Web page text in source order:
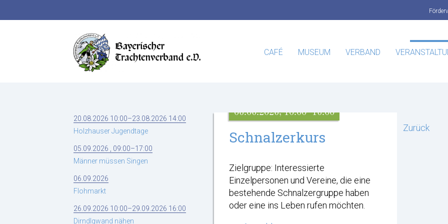
CAFÉ MUSEUM VERBAND
Suchbegriffe
Schnalzerkurs
06.06.2026, 10:00–16:00
Zielgruppe: Interessierte
Einzelpersonen und Vereine, die eine
bestehende Schnalzergruppe haben
oder eine ins Leben rufen möchten.
Zurück
20.08.2026 10:00–23.08.2026 14:00
Holzhauser Jugendtage
05.09.2026 , 09:00–17:00
Männer müssen Singen
06.09.2026
Flohmarkt
26.09.2026 10:00–29.09.2026 16:00
Dirndlgwand nähen